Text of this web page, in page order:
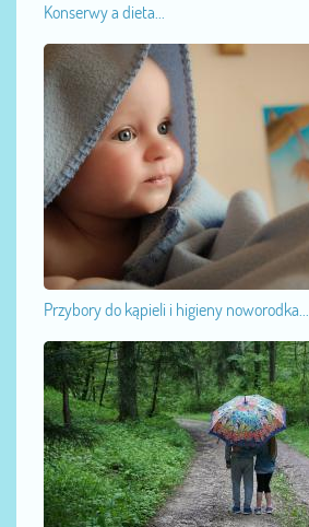
Konserwy a dieta...
Przybory do kąpieli i higieny noworodka...